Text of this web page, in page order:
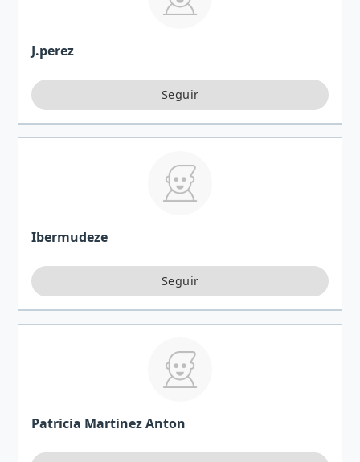
J.perez
Ibermudeze
Patricia Martinez Anton